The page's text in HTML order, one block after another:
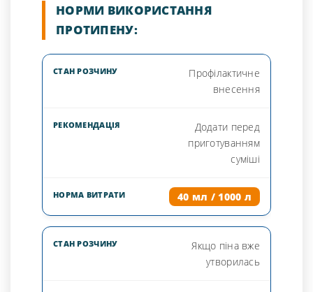
НОРМИ ВИКОРИСТАННЯ
ПРОТИПЕНУ:
Профілактичне
внесення
Додати перед
приготуванням
суміші
40 мл / 1000 л
Якщо піна вже
утворилась